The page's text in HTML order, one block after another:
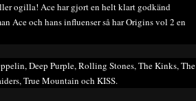
ogilla! Ace har gjort en helt klart godkänd
Ace och hans influenser så har Origins vol 2 en
Deep Purple, Rolling Stones, The Kinks, The
True Mountain och KISS.